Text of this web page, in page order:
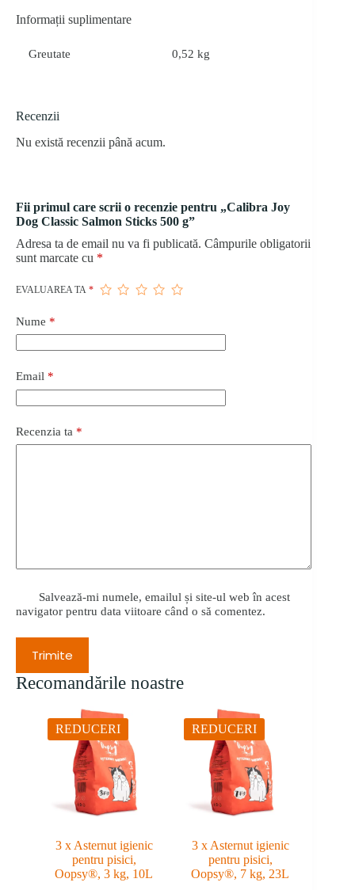
Informații suplimentare
Greutate 0,52 kg
Recenzii
Nu există recenzii până acum.
Fii primul care scrii o recenzie pentru „Calibra Joy
Dog Classic Salmon Sticks 500 g”
Adresa ta de email nu va fi publicată. Câmpurile obligatorii
sunt marcate cu *
EVALUAREA TA *
Nume *
Email *
Recenzia ta *
Salvează-mi numele, emailul și site-ul web în acest
navigator pentru data viitoare când o să comentez.
Trimite
Recomandările noastre
REDUCERI
3 x Asternut igienic
pentru pisici,
Oopsy®, 3 kg, 10L
REDUCERI
3 x Asternut igienic
pentru pisici,
Oopsy®, 7 kg, 23L